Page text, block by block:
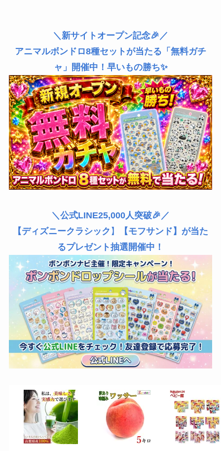
＼新サイトオープン記念🎉／
アニマルボンドロ8種セットが当たる「無料ガチ
ャ」開催中！早いもの勝ち✨
＼公式LINE25,000人突破🎉／
【ディズニークラシック 】
【モフサンド】が当た
るプレゼント抽選開催中！